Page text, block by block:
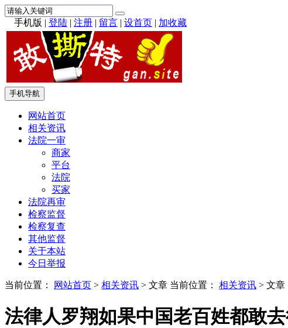
手机版 | 登陆 | 注册 | 留言 | 设首页 | 加收藏
手机导航
网站首页
相关资讯
法院一审
商家
平台
法院
买家
法院再审
检察监督
检察复查
其他监督
关于本站
今日举报
当前位置： 网站首页 > 相关资讯 > 文章 当前位置： 相关资讯 > 文章
法律人罗翔如果中国老百姓都敢